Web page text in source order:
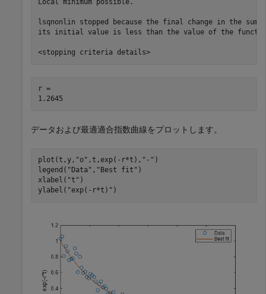
Local minimum possible.
lsqnonlin stopped because the final change in the
its initial value is less than the value of the
<stopping criteria details>
r =
データおよび最適適合指数曲線をプロットします。
plot(t,y, "o" ,t,exp(-r*t), "-" )
legend( "Data" , "Best fit" )
xlabel( "t" )
ylabel( "exp(-r*t)" )